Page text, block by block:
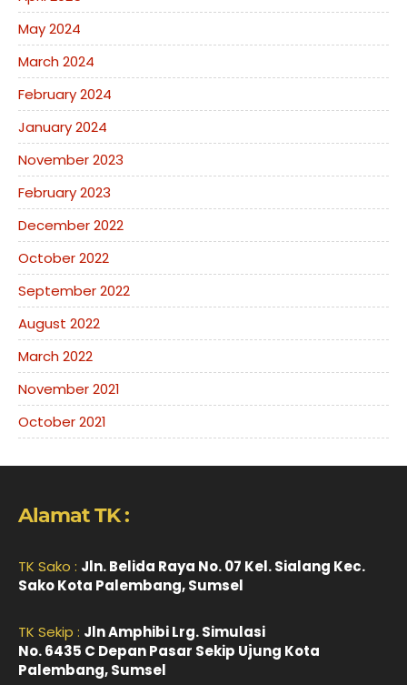
May 2024
March 2024
February 2024
January 2024
November 2023
February 2023
December 2022
October 2022
September 2022
August 2022
March 2022
November 2021
October 2021
Alamat TK :
TK Sako : Jln. Belida Raya No. 07 Kel. Sialang Kec.
Sako Kota Palembang, Sumsel
TK Sekip : Jln Amphibi Lrg. Simulasi
No. 6435 C Depan Pasar Sekip Ujung Kota
Palembang, Sumsel